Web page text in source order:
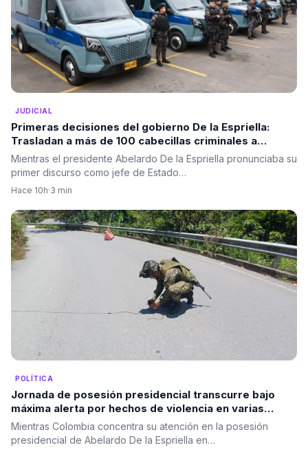
JUDICIAL
Primeras decisiones del gobierno De la Espriella:
Trasladan a más de 100 cabecillas criminales a
cárceles de máxima seguridad
Mientras el presidente Abelardo De la Espriella pronunciaba su
primer discurso como jefe de Estado…
Hace 10h·3 min
POLÍTICA
Jornada de posesión presidencial transcurre bajo
máxima alerta por hechos de violencia en varias
regiones del país, ninguno en el Valle.
Mientras Colombia concentra su atención en la posesión
presidencial de Abelardo De la Espriella en…